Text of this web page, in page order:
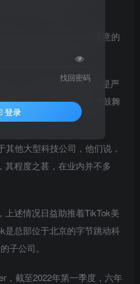
的东西截然相反。”
遣打趣、尽情舞动以及善意的
上最快乐的地方。
说，推动TikTok成功的，是严
文化，完全背离平台愉悦鼓舞
他大型科技公司，他们说，
其程度之甚，在业内并不多
上述情况日益助推着TikTok美
是总部位于北京的字节跳动科
子公司。
，截至2022年第一季度，六年
找回密码
登录